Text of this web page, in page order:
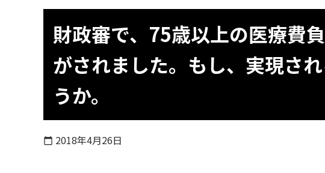
財政審で、75歳以上の医療費
がされました。もし、実現さ
うか。
calendar_today 2018年4月26日